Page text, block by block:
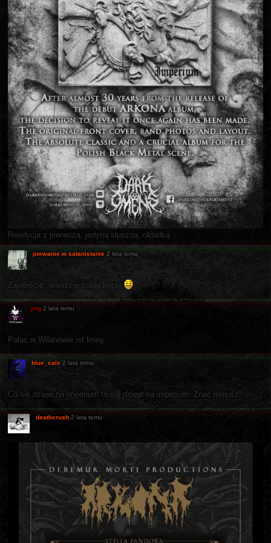
Reedycja z pierwszą, jedyną słuszną, okładką.
porwanie w satanistanie 2 lata temu
Zajebiście, wreszcie sobie kupię
yog 2 lata temu
Pałac w Wilanowie ist krieg.
blue_calx 2 lata temu
Co się dzieje na imperium to się dzieje na imperium. Znać musisz!
deathcrush 2 lata temu